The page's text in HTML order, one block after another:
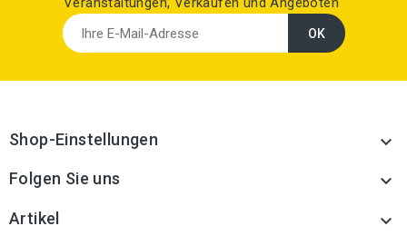
Shop-Einstellungen 
Folgen Sie uns 
Artikel 